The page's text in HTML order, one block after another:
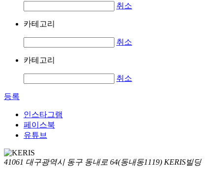
취소
카테고리
취소
카테고리
취소
등록
인스타그램
페이스북
유튜브
41061 대구광역시 동구 동내로 64(동내동1119) KERIS빌딩